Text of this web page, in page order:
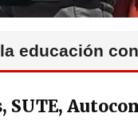
educación
SUTE,